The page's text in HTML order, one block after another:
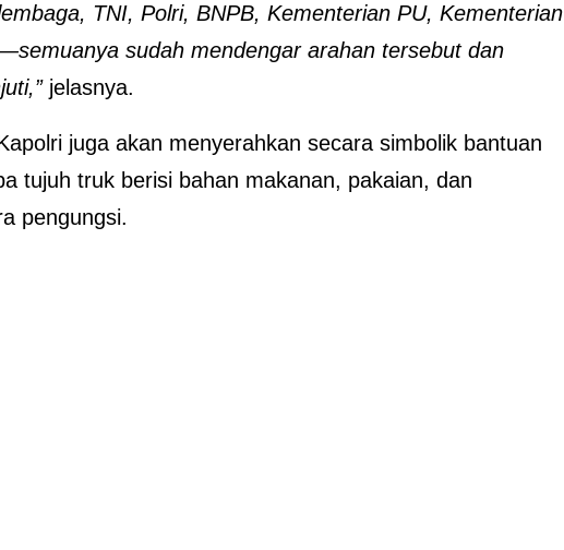
TNI, Polri, BNPB, Kementerian PU, Kementerian
sudah mendengar arahan tersebut dan
jelasnya.
juga akan menyerahkan secara simbolik bantuan
tujuh truk berisi bahan makanan, pakaian, dan
pengungsi.